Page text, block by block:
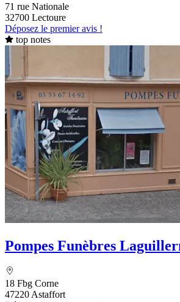
71 rue Nationale
32700 Lectoure
Déposez le premier avis !
top notes
Pompes Funèbres
18 Fbg Corne
47220 Astaffort